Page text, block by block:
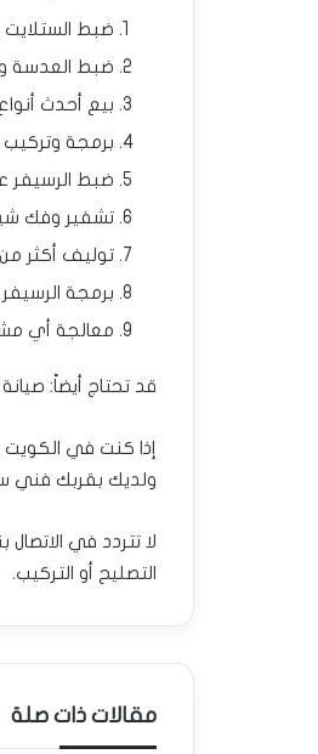
ضبط
ضبط العدسة
بيع أحدث
برمجة وتركيب
ضبط الرسيفر
تشفير وفك
توليف أكثر من 5000 قناة وترتيبها بالشكل الذي يرضي العميل.
برمجة
معالجة أي
قد تحتاج أيضاً:
إذا كنت في
ولديك بقربك فني
لا تتردد في الاتصال
التصليح أو التركيب.
مقالات ذات صلة